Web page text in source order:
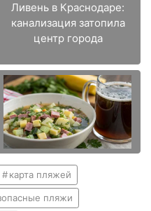
Ливень в Краснодаре:
канализация затопила
центр города
карта пляжей
пляжи